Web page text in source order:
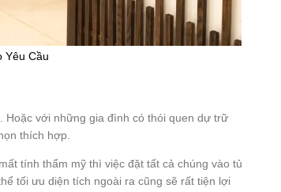
Yêu Cầu
với những gia đình có thói quen dự trữ
thích hợp.
tính thẩm mỹ thì việc đặt tất cả chúng vào tủ
tối ưu diện tích ngoài ra cũng sẽ rất tiện lợi